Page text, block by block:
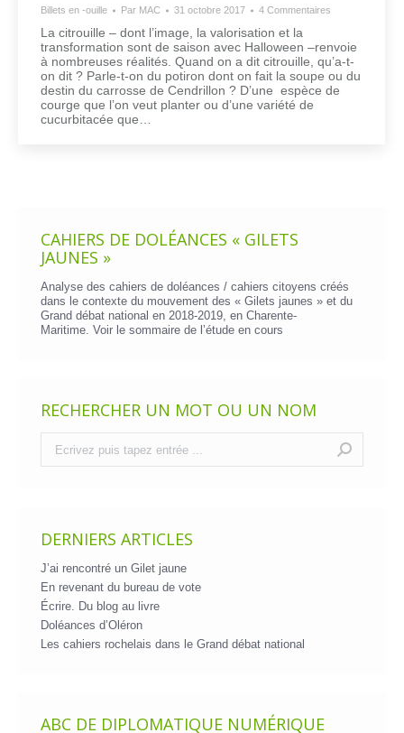
Billets en -ouille Par MAC 31 octobre 2017 4 Commentaires
La citrouille – dont l’image, la valorisation et la
transformation sont de saison avec Halloween –renvoie
à nombreuses réalités. Quand on a dit citrouille, qu’a-t-
on dit ? Parle-t-on du potiron dont on fait la soupe ou du
destin du carrosse de Cendrillon ? D’une espèce de
courge que l’on veut planter ou d’une variété de
cucurbitacée que…
CAHIERS DE DOLÉANCES « GILETS
JAUNES »
Analyse des cahiers de doléances / cahiers citoyens créés
dans le contexte du mouvement des « Gilets jaunes » et du
Grand débat national en 2018-2019, en Charente-
Maritime. Voir le sommaire de l’étude en cours
RECHERCHER UN MOT OU UN NOM
DERNIERS ARTICLES
J’ai rencontré un Gilet jaune
En revenant du bureau de vote
Écrire. Du blog au livre
Doléances d’Oléron
Les cahiers rochelais dans le Grand débat national
ABC DE DIPLOMATIQUE NUMÉRIQUE